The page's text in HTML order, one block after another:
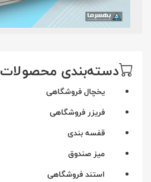
دسته‌بندی محصولات
یخچال فروشگاهی
فریزر فروشگاهی
قفسه بندی
میز صندوق
استند فروشگاهی